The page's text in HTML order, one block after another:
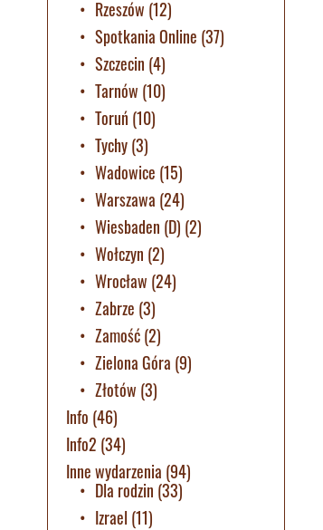
Rzeszów (12)
Spotkania Online (37)
Szczecin (4)
Tarnów (10)
Toruń (10)
Tychy(3)
Wadowice (15)
Warszawa (24)
Wiesbaden (D) (2)
Wołczyn (2)
Wrocław (24)
Zabrze (3)
Zamość(2)
Zielona Góra (9)
Złotów (3)
Info (46)
Info2 (34)
Inne wydarzenia (94)
Dla rodzin (33)
Izrael (11)